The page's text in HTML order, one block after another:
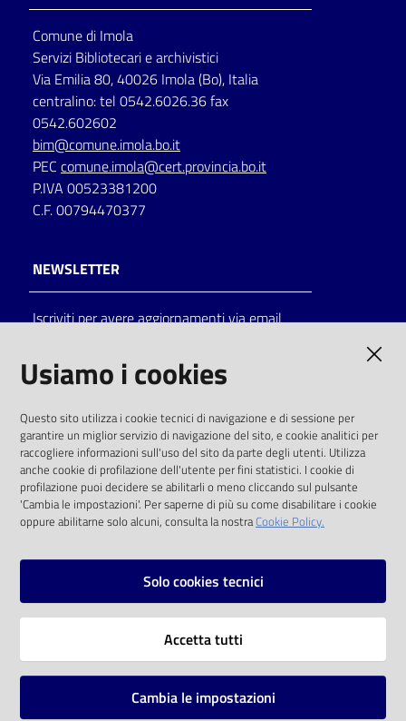
Seguici
su
on line
Eventi
Chiedi al
bibliotecario
Avvisi
Comune di Imola
Servizi Bibliotecari e archivistici
Via Emilia 80, 40026 Imola (Bo), Italia
centralino: tel 0542.6026.36 fax
0542.602602
bim@comune.imola.bo.it
PEC comune.imola@cert.provincia.bo.it
P.IVA 00523381200
C.F. 00794470377
NEWSLETTER
Iscriviti per avere aggiornamenti via email
solo alle condizioni previste dalla direttiva
comunitaria 2003/98/CE e dal d.lgs. 36/2006
SOCIAL
Instagram
Vai alla pagina
Usiamo i cookies
Questo sito utilizza i cookie tecnici di navigazione e di sessione per
garantire un miglior servizio di navigazione del sito, e cookie analitici per
raccogliere informazioni sull'uso del sito da parte degli utenti. Utilizza
anche cookie di profilazione dell'utente per fini statistici. I cookie di
profilazione puoi decidere se abilitarli o meno cliccando sul pulsante
'Cambia le impostazioni'. Per saperne di più su come disabilitare i cookie
oppure abilitarne solo alcuni, consulta la nostraCookie Policy.
Solo cookies tecnici
Accetta tutti
Cambia le impostazioni